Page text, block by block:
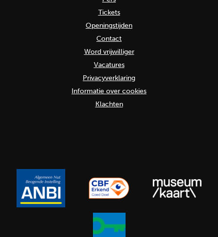
Tickets
Openingstijden
Contact
Word vrijwilliger
Vacatures
Privacyverklaring
Informatie over cookies
Klachten